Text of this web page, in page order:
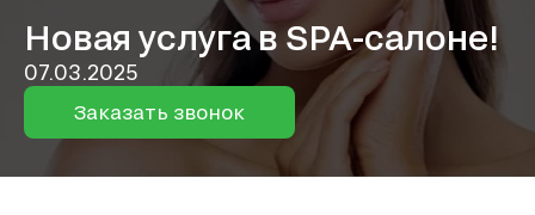
Новая услуга в SPA-салоне!
07.03.2025
Заказать звонок